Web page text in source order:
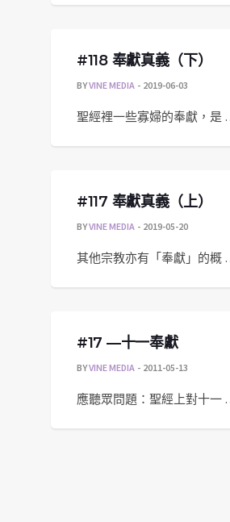
#118 奉獻真義（下）
BYVINE MEDIA 2019-06-03
聖經裡一些寡婦的奉獻，是
#117 奉獻真義（上）
BYVINE MEDIA 2019-05-20
其他宗教亦有「奉獻」的概
#17 —十一奉獻
BYVINE MEDIA 2011-05-13
應聽眾問題：聖經上對十一